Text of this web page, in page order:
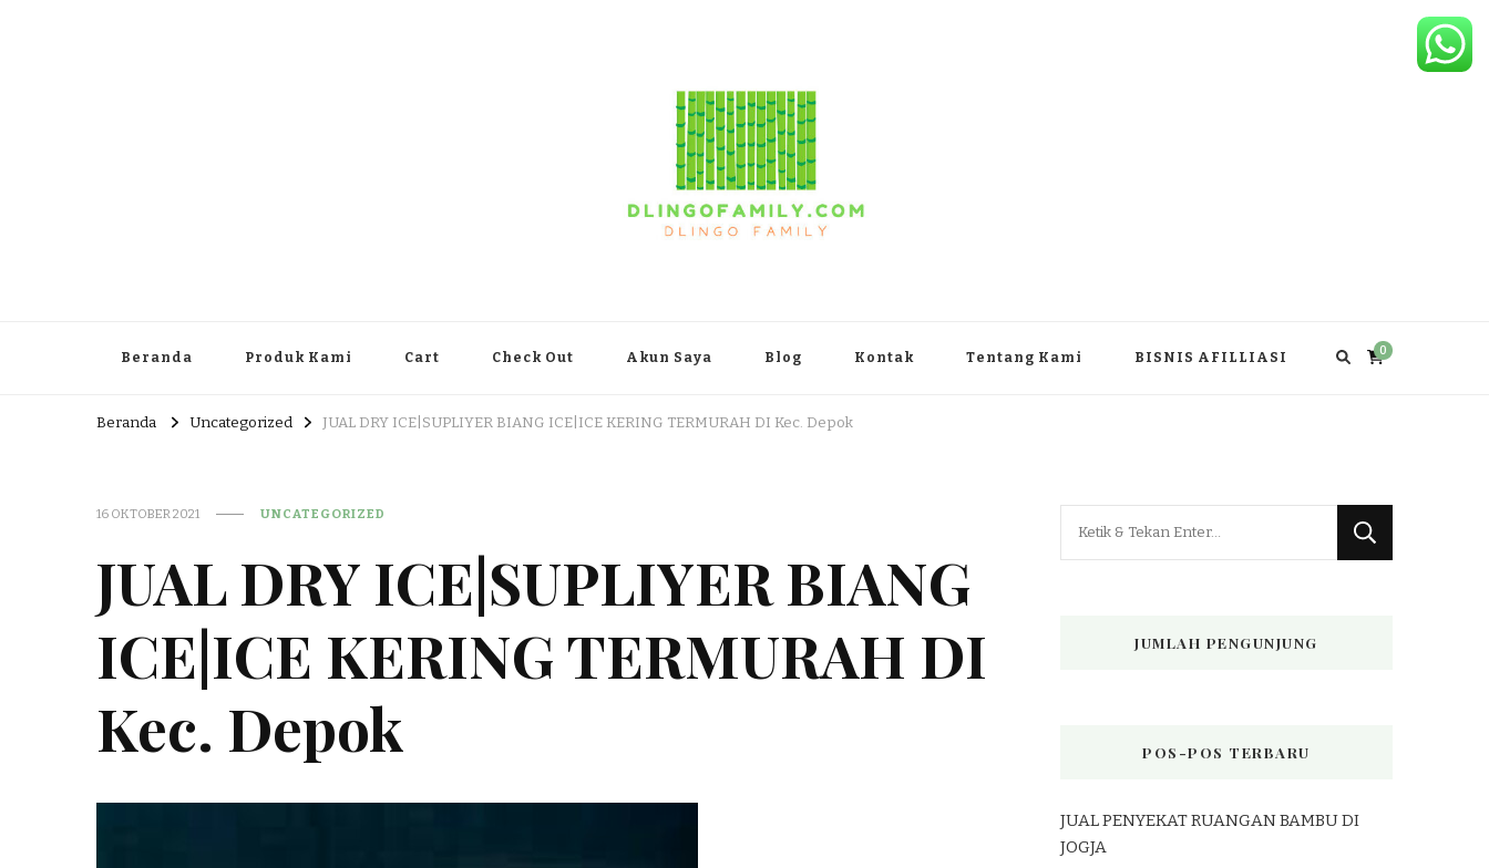
Beranda Produk Kami Cart Check Out Akun Saya Blog Kontak Tentang Kami BISNIS AFILLIASI 0
Beranda Uncategorized JUAL DRY ICE|SUPLIYER BIANG ICE|ICE KERING TERMURAH DI Kec. Depok
16 OKTOBER 2021 UNCATEGORIZED
JUAL DRY ICE|SUPLIYER BIANG
ICE|ICE KERING TERMURAH DI
Kec. Depok
JUMLAH PENGUNJUNG
POS-POS TERBARU
JUAL PENYEKAT RUANGAN BAMBU DI
JOGJA